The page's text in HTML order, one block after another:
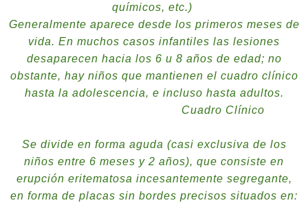
Octubre
Septiembre
Agosto
Julio
Junio
químicos, etc.)
Generalmente aparece desde los primeros meses de
vida. En muchos casos infantiles las lesiones
desaparecen hacia los 6 u 8 años de edad; no
obstante, hay niños que mantienen el cuadro clínico
hasta la adolescencia, e incluso hasta adultos.
Cuadro Clínico
Se divide en forma aguda (casi exclusiva de los
niños entre 6 meses y 2 años), que consiste en
erupción eritematosa incesantemente segregante,
en forma de placas sin bordes precisos situados en: